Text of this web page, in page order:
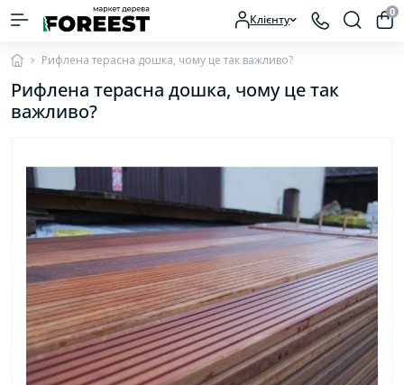
Клієнту 0
Рифлена терасна дошка, чому це так важливо?
Рифлена терасна дошка, чому це так
важливо?